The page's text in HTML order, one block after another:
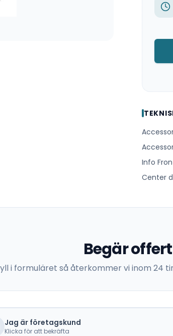
Info
Center
Begär offert
i formuläret så återkommer vi inom 24
Jag är företagskund
Klicka för att bekräfta